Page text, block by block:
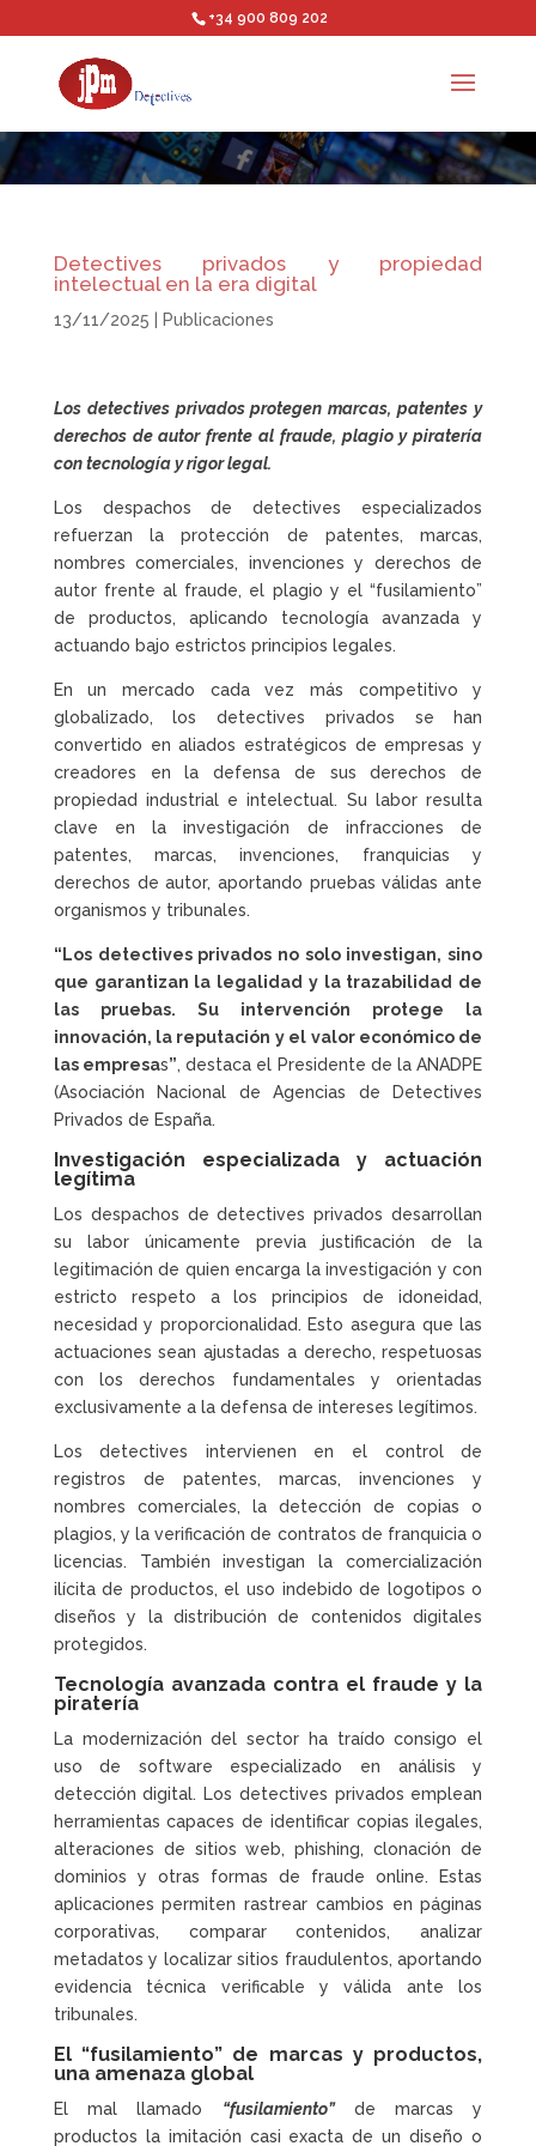
+34 900 809 202
Detectives privados y propiedad
intelectual en la era digital
13/11/2025 Publicaciones
Los detectives privados protegen marcas, patentes y
derechos de autor frente al fraude, plagio y piratería
con tecnología y rigor legal.
Los despachos de detectives especializados
refuerzan la protección de patentes, marcas,
nombres comerciales, invenciones y derechos de
autor frente al fraude, el plagio y el “fusilamiento”
de productos, aplicando tecnología avanzada y
actuando bajo estrictos principios legales.
En un mercado cada vez más competitivo y
globalizado, los detectives privados se han
convertido en aliados estratégicos de empresas y
creadores en la defensa de sus derechos de
propiedad industrial e intelectual. Su labor resulta
clave en la investigación de infracciones de
patentes, marcas, invenciones, franquicias y
derechos de autor, aportando pruebas válidas ante
organismos y tribunales.
“Los detectives privados no solo investigan, sino
que garantizan la legalidad y la trazabilidad de
las pruebas. Su intervención protege la
innovación, la reputación y el valor económico de
las empresas”, destaca el Presidente de la ANADPE
(Asociación Nacional de Agencias de Detectives
Privados de España.
Investigación especializada y actuación
legítima
Los despachos de detectives privados desarrollan
su labor únicamente previa justificación de la
legitimación de quien encarga la investigación y con
estricto respeto a los principios de idoneidad,
necesidad y proporcionalidad. Esto asegura que las
actuaciones sean ajustadas a derecho, respetuosas
con los derechos fundamentales y orientadas
exclusivamente a la defensa de intereses legítimos.
Los detectives intervienen en el control de
registros de patentes, marcas, invenciones y
nombres comerciales, la detección de copias o
plagios, y la verificación de contratos de franquicia o
licencias. También investigan la comercialización
ilícita de productos, el uso indebido de logotipos o
diseños y la distribución de contenidos digitales
protegidos.
Tecnología avanzada contra el fraude y la
piratería
La modernización del sector ha traído consigo el
uso de software especializado en análisis y
detección digital. Los detectives privados emplean
herramientas capaces de identificar copias ilegales,
alteraciones de sitios web, phishing, clonación de
dominios y otras formas de fraude online. Estas
aplicaciones permiten rastrear cambios en páginas
corporativas, comparar contenidos, analizar
metadatos y localizar sitios fraudulentos, aportando
evidencia técnica verificable y válida ante los
tribunales.
El “fusilamiento” de marcas y productos,
una amenaza global
El mal llamado “fusilamiento”de marcas y
productos la imitación casi exacta de un diseño o